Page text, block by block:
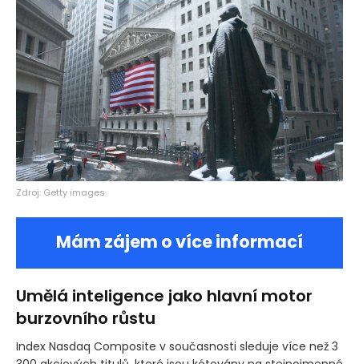
Zdroj: Getty images
Mám zájem o více informací
Umělá inteligence jako hlavní motor
burzovního růstu
Index Nasdaq Composite v současnosti sleduje více než 3